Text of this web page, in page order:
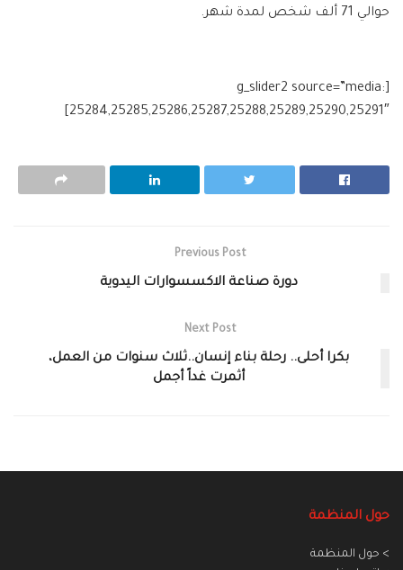
حوالي 71 ألف شخص لمدة شهر.
[g_slider2 source=”media:
25284,25285,25286,25287,25288,25289,25290,25291″]
Previous Post
دورة صناعة الاكسسوارات اليدوية
Next Post
بكرا أحلى.. رحلة بناء إنسان..ثلاث سنوات من العمل،
أثمرت غداً أجمل
حول المنظمة
> حول المنظمة